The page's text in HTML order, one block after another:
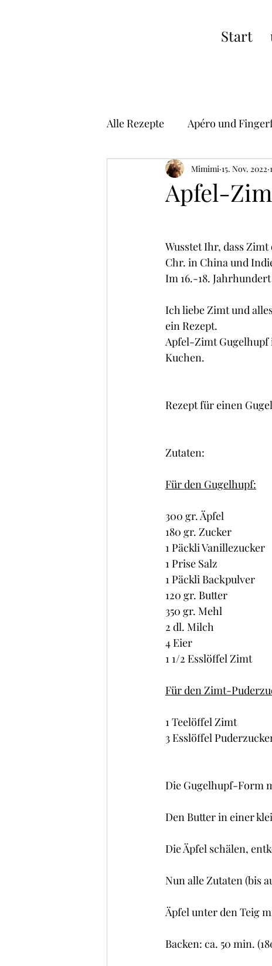
Start
Alle Rezepte Apéro und
Vorspeisen
Kuchen , Torten und Cakes
Frühstück Glacé/ Sorbet
Apfel-
Mimimi 15. Nov. 2022
Wusstet Ihr, dass
Chr. in China und
Im 16.-18.
Ich liebe Zimt und
ein Rezept.
Apfel-Zimt Gugelhupf
Kuchen.
Rezept für einen
Zutaten:
Für den Gugelhupf:
300 gr. Äpfel
180 gr. Zucker
1 Päckli Vanillezucker
1 Prise Salz
1 Päckli Backpulver
120 gr. Butter
350 gr. Mehl
2 dl. Milch
4 Eier
1 1/2 Esslöffel Zimt
Für den Zimt-
1 Teelöffel Zimt
3 Esslöffel
Die Gugelhupf-Form
Den Butter in einer
Die Äpfel schälen,
Nun alle Zutaten (bis
Äpfel unter den Teig
Backen: ca. 50 min.